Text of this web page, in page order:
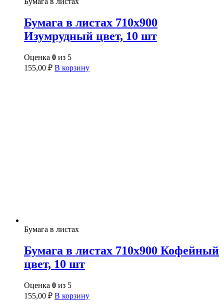
Бумага в листах 710х900
Изумрудный цвет, 10 шт
Оценка 0 из 5
155,00 ₽ В корзину
Бумага в листах
Бумага в листах 710х900 Кофейный
цвет, 10 шт
Оценка 0 из 5
155,00 ₽ В корзину